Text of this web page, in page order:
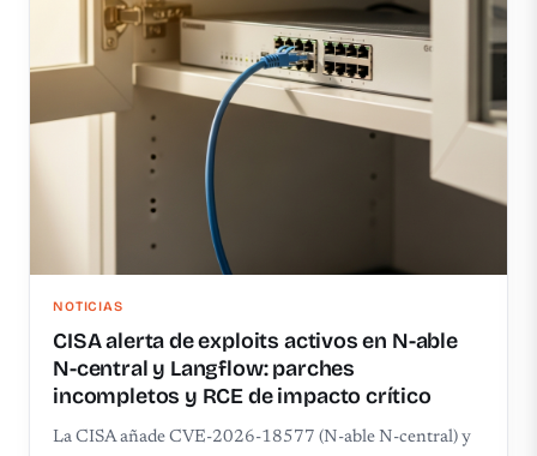
NOTICIAS
CISA alerta de exploits activos en N-able
N-central y Langflow: parches
incompletos y RCE de impacto crítico
La CISA añade CVE-2026-18577 (N-able N-central) y